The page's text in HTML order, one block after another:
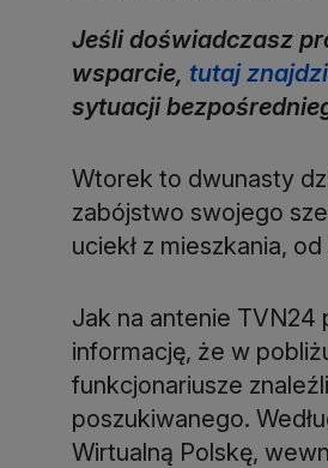
Jeśli doświadczasz
wsparcie, tutaj
sytuacji
Wtorek to dwunasty
zabójstwo swojego
uciekł z mieszkania,
Jak na antenie TVN24
informację, że w
funkcjonariusze
poszukiwanego.
Wirtualną Polskę,